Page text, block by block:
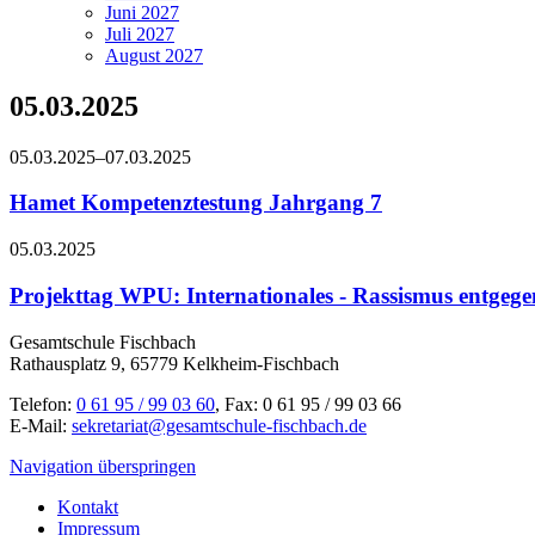
Juni 2027
Juli 2027
August 2027
05.03.2025
05.03.2025–07.03.2025
Hamet Kompetenztestung Jahrgang 7
05.03.2025
Projekttag WPU: Internationales - Rassismus
Gesamtschule Fischbach
Rathausplatz 9, 65779 Kelkheim-Fischbach
Telefon: 0 61 95 / 99 03 60, Fax: 0 61 95 / 99 03 66
E-Mail: sekretariat@gesamtschule-fischbach.de
Navigation überspringen
Kontakt
Impressum